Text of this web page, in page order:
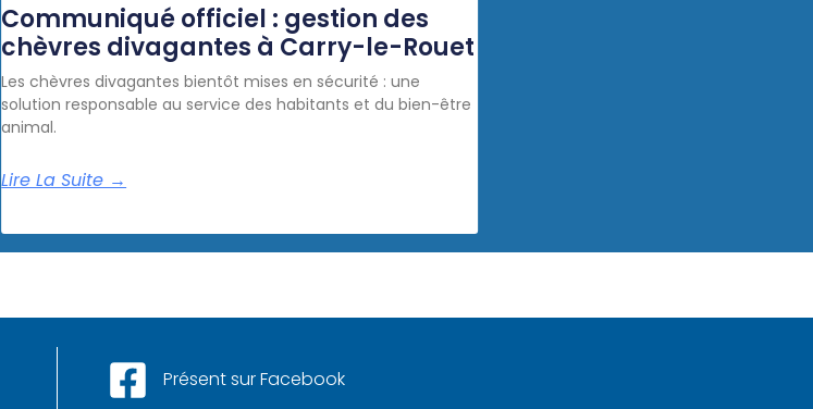
Communiqué officiel : gestion des
chèvres divagantes à Carry-le-Rouet
Les chèvres divagantes bientôt mises en sécurité : une
solution responsable au service des habitants et du bien-être
animal.
Lire La Suite →
Présent sur Facebook